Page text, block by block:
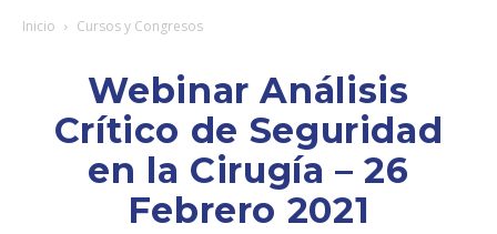
Inicio Cursos y Congresos
Webinar Análisis
Crítico de Seguridad
en la Cirugía – 26
Febrero 2021